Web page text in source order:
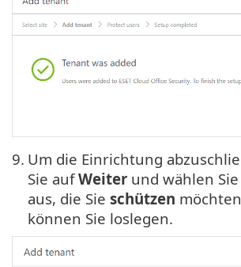
9. Um die Einrichtung
Sie aufWeiter und wählen
aus, die Sie schützen
können Sie loslegen.